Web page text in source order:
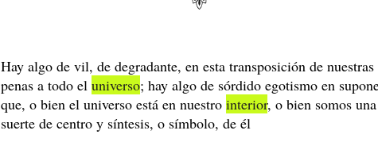
Hay algo de vil, de degradante, en esta transposición de nuestras
penas a todo el universo; hay algo de sórdido egotismo en
que, o bien el universo está en nuestro interior, o bien somos una
suerte de centro y síntesis, o símbolo, de él